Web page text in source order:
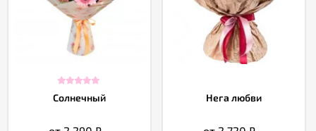
Солнечный Нега любви